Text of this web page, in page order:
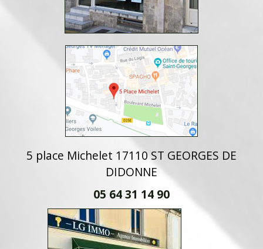
5 place Michelet 17110 ST GEORGES DE
DIDONNE
05 64 31 14 90